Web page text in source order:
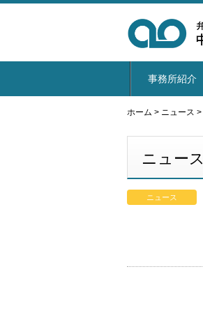
事務所紹介
ホーム > ニュース >
ニュース
ニュース